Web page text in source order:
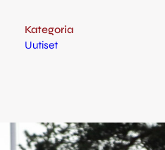
Kategoria
Uutiset